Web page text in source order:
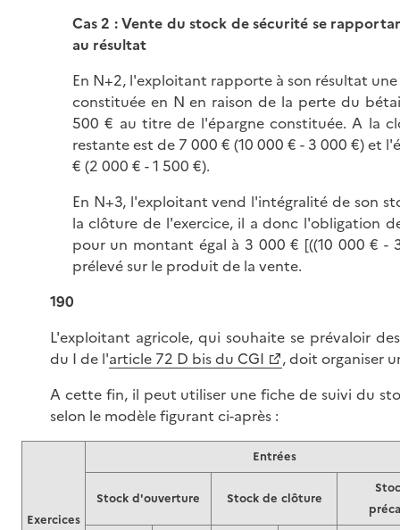
Cas 2 : Vente du stock de sécurité se
au résultat
En N+2, l'exploitant rapporte à son résultat
constituée en N en raison de la perte du
500 € au titre de l'épargne constituée. A la
restante est de 7 000 € (10 000 € - 3 000 €) et
€ (2 000 € - 1 500 €).
En N+3, l'exploitant vend l'intégralité de son
la clôture de l'exercice, il a donc l'obligation
pour un montant égal à 3 000 € [((10 000 € -
prélevé sur le produit de la vente.
190
L'exploitant agricole, qui souhaite se prévaloir
du I de l'article 72 D bis du CGI
, doit organiser
A cette fin, il peut utiliser une fiche de suivi du
selon le modèle figurant ci-après :
Exercices
Entrées
Stock d'ouverture Stock de clôture